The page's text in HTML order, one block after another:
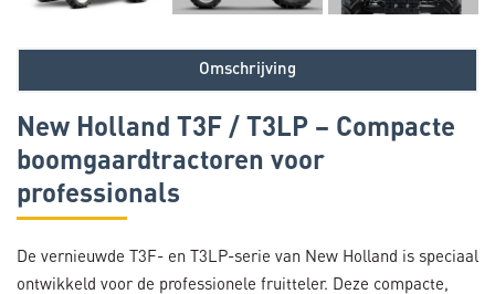
Omschrijving
New Holland T3F / T3LP – Compacte
boomgaardtractoren voor
professionals
De vernieuwde T3F- en T3LP-serie van New Holland is speciaal
ontwikkeld voor de professionele fruitteler. Deze compacte,